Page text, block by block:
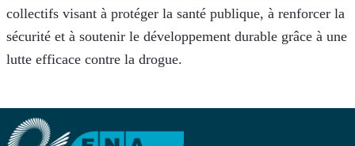
collectifs visant à protéger la santé publique, à renforcer la
sécurité et à soutenir le développement durable grâce à une
lutte efficace contre la drogue.